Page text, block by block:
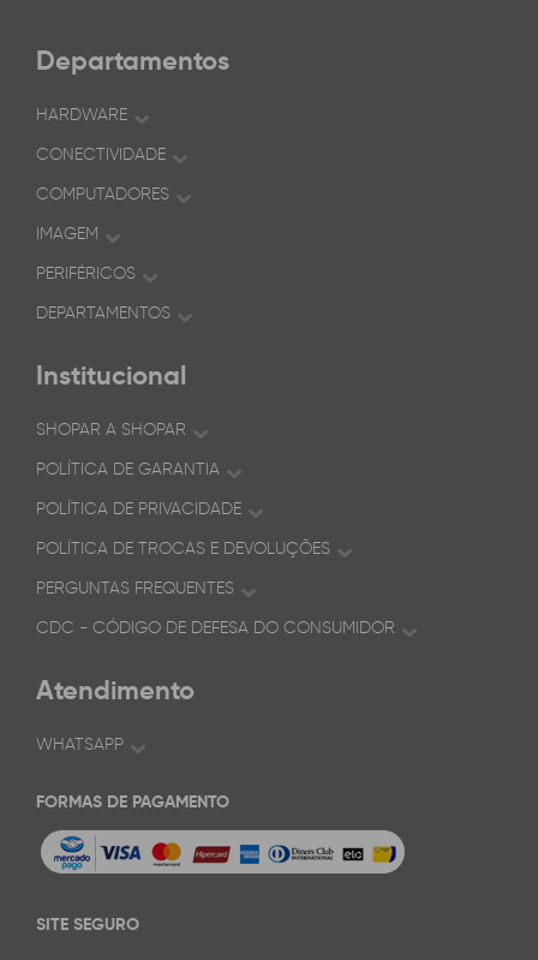
Departamentos
HARDWARE
CONECTIVIDADE
COMPUTADORES
IMAGEM
PERIFÉRICOS
DEPARTAMENTOS
Institucional
SHOPAR A SHOPAR
POLÍTICA DE GARANTIA
POLÍTICA DE PRIVACIDADE
POLÍTICA DE TROCAS E DEVOLUÇÕES
PERGUNTAS FREQUENTES
CDC - CÓDIGO DE DEFESA DO CONSUMIDOR
Atendimento
WHATSAPP
FORMAS DE PAGAMENTO
SITE SEGURO